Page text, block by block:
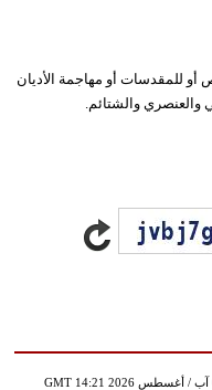
أو للمقدسات أو مهاجمة الأديان
والعنصري والشتائم.